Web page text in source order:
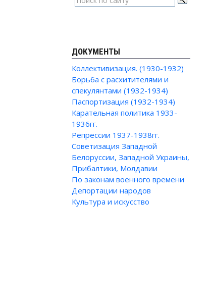
ДОКУМЕНТЫ
Коллективизация. (1930-1932)
Борьба с расхитителями и
спекулянтами (1932-1934)
Паспортизация (1932-1934)
Карательная политика 1933-
1936гг.
Репрессии 1937-1938гг.
Советизация Западной
Белоруссии, Западной Украины,
Прибалтики, Молдавии
По законам военного времени
Депортации народов
Культура и искусство